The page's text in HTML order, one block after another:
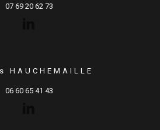
07 69 20 62 73
HAUCHEMAILLE
06 60 65 41 43